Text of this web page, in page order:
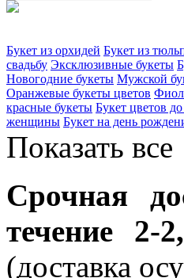
Букет из орхидей Букет из
свадьбу Эксклюзивные букеты
Новогодние букеты Мужской
Оранжевые букеты цветов
красные букеты Букет цветов
женщины Букет на день
Показать все
Срочная
течение 2-
(доставка